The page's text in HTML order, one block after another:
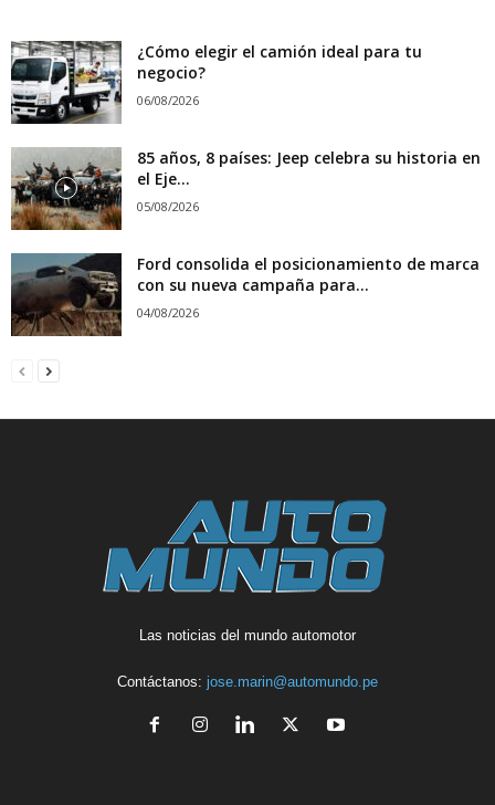
¿Cómo elegir el camión ideal para tu
negocio?
06/08/2026
85 años, 8 países: Jeep celebra su historia en
el Eje...
05/08/2026
Ford consolida el posicionamiento de marca
con su nueva campaña para...
04/08/2026
Las noticias del mundo automotor
Contáctanos: jose.marin@automundo.pe